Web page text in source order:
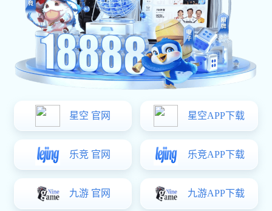
铸造砂的颗粒形状和颗粒组成对型砂的流动性、紧实性、透
气性、强度和抗液态金属的渗透性等性能有影响，是铸造砂
质量的重要指标。
不锈钢精密铸造中，铸造砂应满足以下要求：
1、较高的纯度和洁净度，以硅砂为例，铸铁用砂要求SiO2含量
在90%以上，较大的铸钢件则要求SiO2含量在97%以上；
2、高的耐火度和热稳定性；
4、不易被液态金属润湿；